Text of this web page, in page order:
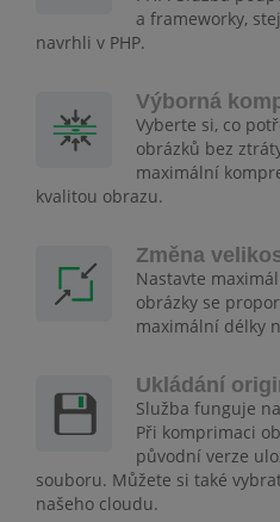
a frameworky,
navrhli v PHP.
Výborná
Vyberte si, co
obrázků bez
maximální
kvalitou obrazu.
Změna
Nastavte
obrázky se
maximální délky
Ukládání
Služba funguje
Při komprimaci
původní verze
souboru. Můžete si také
našeho cloudu.